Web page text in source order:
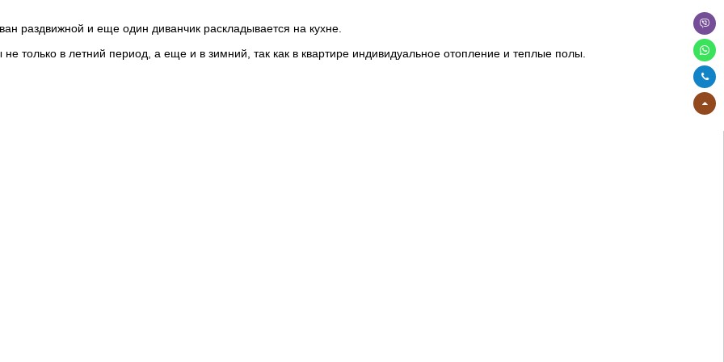
раздвижной и еще один диванчик раскладывается на кухне.
только в летний период, а еще и в зимний, так как в квартире индивидуальное отопление и теплые полы.